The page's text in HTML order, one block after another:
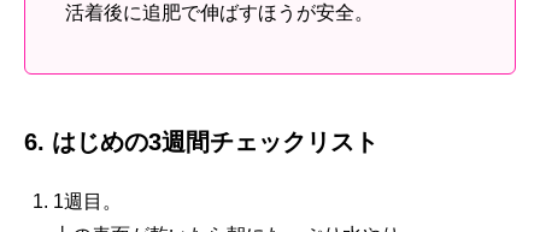
活着後に追肥で伸ばすほうが安全。
6. はじめの3週間チェックリスト
1週目。